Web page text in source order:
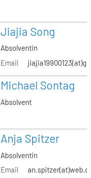
Jiajia Song
Absolventin
Email
Michael Sontag
Absolvent
Anja Spitzer
Absolventin
Email